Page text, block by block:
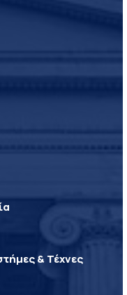
& Τέχνες